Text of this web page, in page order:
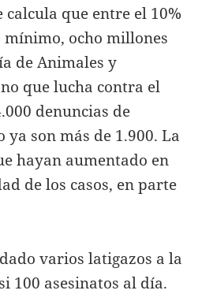
que entre el 10%
mínimo, ocho millones
de Animales y
que lucha contra el
denuncias de
son más de 1.900. La
hayan aumentado en
de los casos, en parte
varios latigazos a la
100 asesinatos al día.